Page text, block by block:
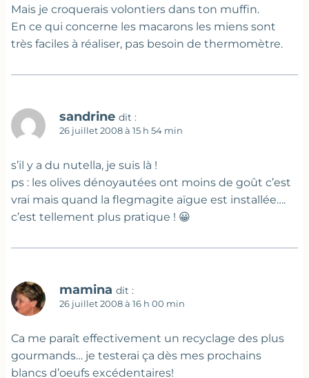
Mais je croquerais volontiers dans ton muffin.
En ce qui concerne les macarons les miens sont
très faciles à réaliser, pas besoin de thermomètre.
sandrine dit :
26 juillet 2008 à 15 h 54 min
s’il y a du nutella, je suis là !
ps : les olives dénoyautées ont moins de goût c’est
vrai mais quand la flegmagite aïgue est installée….
c’est tellement plus pratique ! 😀
mamina dit :
26 juillet 2008 à 16 h 00 min
Ca me paraît effectivement un recyclage des plus
gourmands… je testerai ça dès mes prochains
blancs d’oeufs excédentaires!